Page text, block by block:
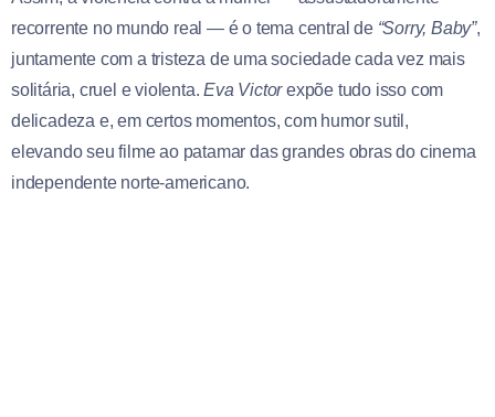
recorrente no mundo real — é o tema central de “Sorry, Baby”,
juntamente com a tristeza de uma sociedade cada vez mais
solitária, cruel e violenta.Eva Victorexpõe tudo isso com
delicadeza e, em certos momentos, com humor sutil,
elevando seu filme ao patamar das grandes obras do cinema
independente norte-americano.